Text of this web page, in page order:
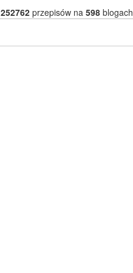
252762przepisów na 598